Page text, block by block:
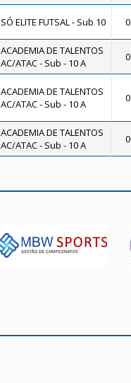
SÓ ELITE FUTSAL - Sub 10 0
ACADEMIA DE TALENTOS
AC/ATAC - Sub - 10 A
0
ACADEMIA DE TALENTOS
AC/ATAC - Sub - 10 A
0
ACADEMIA DE TALENTOS
AC/ATAC - Sub - 10 A
0